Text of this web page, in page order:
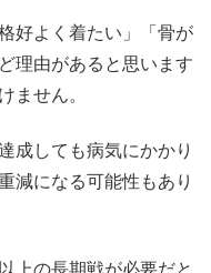
好よく着たい」「骨が
理由があると思います
ません。
成しても病気にかかり
減になる可能性もあり
上の長期戦が必要だと